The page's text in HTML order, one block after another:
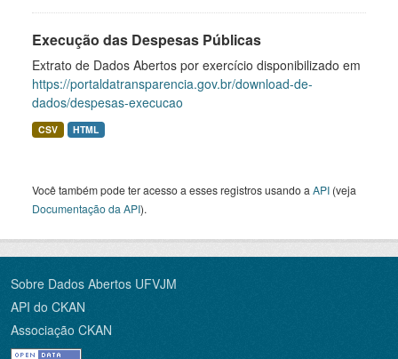
Execução das Despesas Públicas
Extrato de Dados Abertos por exercício disponibilizado em
https://portaldatransparencia.gov.br/download-de-
dados/despesas-execucao
CSV HTML
Você também pode ter acesso a esses registros usando a API (veja
Documentação da API).
Sobre Dados Abertos UFVJM
API do CKAN
Associação CKAN